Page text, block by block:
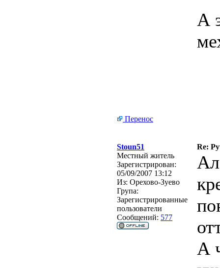
А
Перенос
Stoun51
Re:
Местный житель
Зарегистрирован:
05/09/2007 13:12
Из: Орехово-Зуево
Група:
Зарегистрированные
пользователи
Сообщений: 577
А